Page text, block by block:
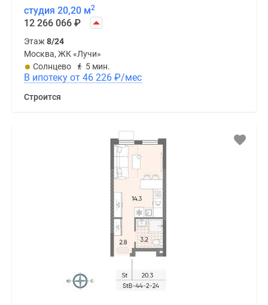
студия 20,20 м2
12 266 066 ₽
Этаж 8/24
Москва, ЖК «Лучи»
Солнцево
5 мин.
В ипотеку от 46 226 ₽/мес
Строится